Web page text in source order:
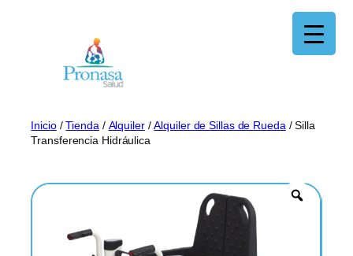
Inicio/Tienda / Alquiler/Alquiler de Sillas de Rueda / Silla
Transferencia Hidráulica